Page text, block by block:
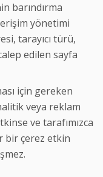
barındırma
yönetimi
tarayıcı türü,
edilen sayfa
için gereken
veya reklam
ve tarafımızca
bir çerez etkin